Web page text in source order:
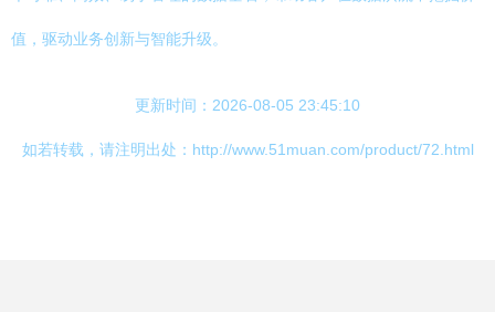
值，驱动业务创新与智能升级。
更新时间：2026-08-05 23:45:10
如若转载，请注明出处：http://www.51muan.com/product/72.html